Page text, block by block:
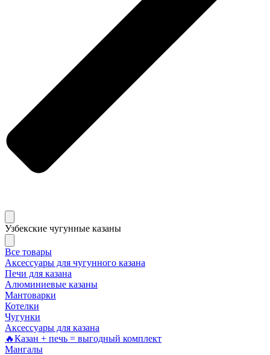
Узбекские чугунные казаны
Все товары
Аксессуары для чугунного казана
Печи для казана
Алюминиевые казаны
Мантоварки
Котелки
Чугунки
Аксессуары для казана
🔥Казан + печь = выгодный комплект
Мангалы